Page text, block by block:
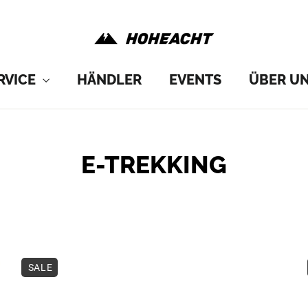
HÄNDLER EVENTS ÜBER
E-TREKKING
SALE